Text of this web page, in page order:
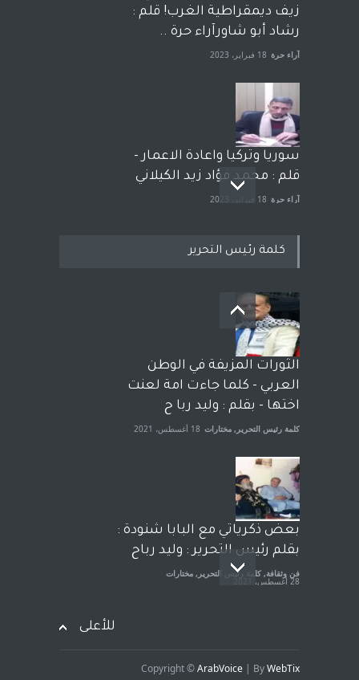
زيف ديمقراطية الغرب! قلم :
رشاد أبو شاورآراء حرة ..
آراء حرة 18 فبراير، 2023
سوريا وتركيا واعادة الاعمار -
قلم : محمد فؤاد زيد الكيلاني
آراء حرة 18 فبراير، 2023
بعد معارك قضائية طاحنة كتب
وترافع فيها بنفسه مرة اخرى..
الشيخ طارق يوسف يقهر
الحكومة الأمريكية ، فأعطوه
الجنسية عن يد وهم صاغرون،
آراء حرة مختارات 7 أبريل، 2023
كلمة رئيس التحرير
الثورات المزيفة في الوطن
العربي - كلما جاءت امة لعنت
اختها - بقلم : وليد ربا ح
كلمة رئيس التحرير , مختارات 18 أغسطس، 2021
بعض ذكرياتي مع البابا شنودة :
بقلم رئيس التحرير : وليد رباح
فن وثقافة, كلمة رئيس التحرير , مختارات
28 أغسطس، 2021
للأعلى
Copyright ©ArabVoice | ByWebTix